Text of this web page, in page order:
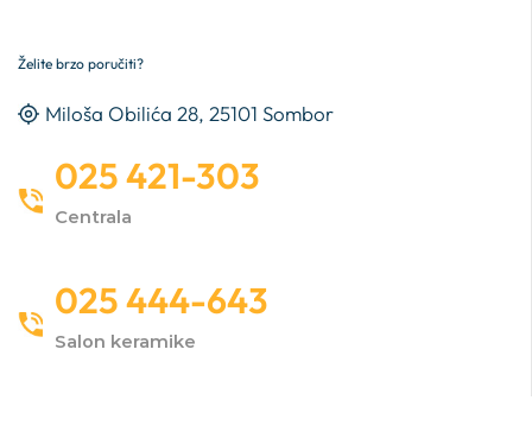
Želite brzo poručiti?
Miloša Obilića 28, 25101 Sombor
025 421-303
Centrala
025 444-643
Salon keramike